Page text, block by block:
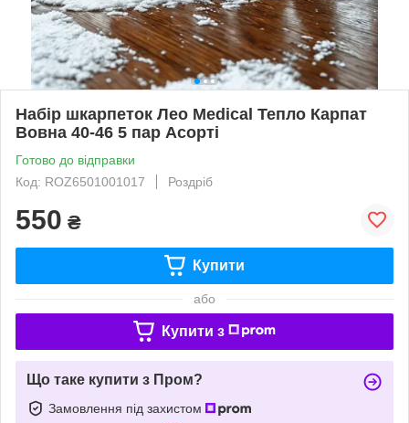
Набір шкарпеток Лео Medical Тепло Карпат
Вовна 40-46 5 пар Асорті
Готово до відправки
Код: ROZ6501001017
Роздріб
550 ₴
Купити
або
Купити з
Що таке купити з Пром?
Замовлення під захистом